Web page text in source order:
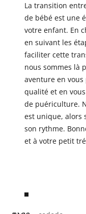
La transition
de bébé est une
votre enfant. En
en suivant les
faciliter cette
nous sommes là
aventure en
qualité et en
de puériculture.
est unique, alors
son rythme.
et à votre petit